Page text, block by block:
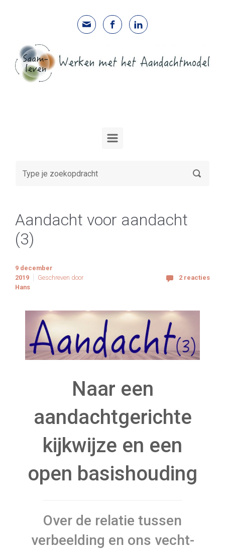
Aandacht voor aandacht
(3)
9 december
2019
Geschreven door
Hans
2 reacties
Naar een
aandachtgerichte
kijkwijze en een
open basishouding
Over de relatie tussen
verbeelding en ons vecht-